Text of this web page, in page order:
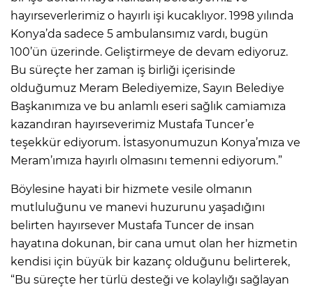
hayırseverlerimiz o hayırlı işi kucaklıyor. 1998 yılında
Konya’da sadece 5 ambulansımız vardı, bugün
100’ün üzerinde. Geliştirmeye de devam ediyoruz.
Bu süreçte her zaman iş birliği içerisinde
olduğumuz Meram Belediyemize, Sayın Belediye
Başkanımıza ve bu anlamlı eseri sağlık camiamıza
kazandıran hayırseverimiz Mustafa Tuncer’e
teşekkür ediyorum. İstasyonumuzun Konya’mıza ve
Meram’ımıza hayırlı olmasını temenni ediyorum.”
Böylesine hayati bir hizmete vesile olmanın
mutluluğunu ve manevi huzurunu yaşadığını
belirten hayırsever Mustafa Tuncer de insan
hayatına dokunan, bir cana umut olan her hizmetin
kendisi için büyük bir kazanç olduğunu belirterek,
“Bu süreçte her türlü desteği ve kolaylığı sağlayan